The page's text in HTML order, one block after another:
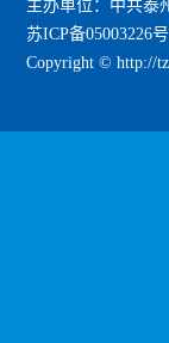
主办单位：中共泰
苏ICP备05003226号
Copyright © http://